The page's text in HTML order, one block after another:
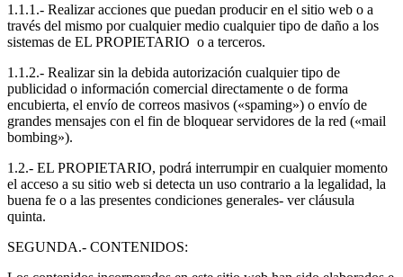
1.1.1.- Realizar acciones que puedan producir en el sitio web o a
través del mismo por cualquier medio cualquier tipo de daño a los
sistemas de EL PROPIETARIO o a terceros.
1.1.2.- Realizar sin la debida autorización cualquier tipo de
publicidad o información comercial directamente o de forma
encubierta, el envío de correos masivos («spaming») o envío de
grandes mensajes con el fin de bloquear servidores de la red («mail
bombing»).
1.2.- EL PROPIETARIO, podrá interrumpir en cualquier momento
el acceso a su sitio web si detecta un uso contrario a la legalidad, la
buena fe o a las presentes condiciones generales- ver cláusula
quinta.
SEGUNDA.- CONTENIDOS: